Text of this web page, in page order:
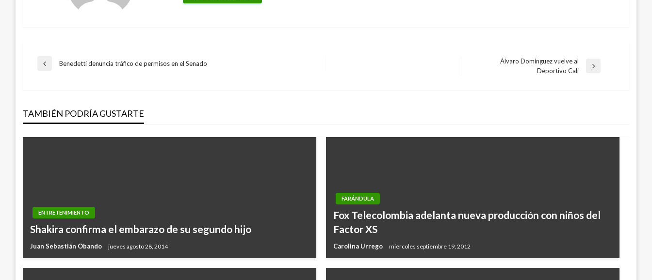
Navegación
entradas
Entrada
Benedetti denuncia tráfico de permisos en el Senado
Álvaro Domínguez vuelve al
Deportivo Cali
TAMBIÉN PODRÍA GUSTARTE
ENTRETENIMIENTO
Shakira confirma el embarazo de su segundo hijo
Juan Sebastián Obando jueves agosto 28, 2014
FARÁNDULA
Fox Telecolombia adelanta nueva producción con niños del
Factor XS
Carolina Urrego miércoles septiembre 19, 2012